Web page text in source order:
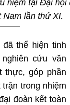
niệm tại Đại hội
Nam lần thứ XI.
thể hiện tinh
cứu văn
thực, góp phần
trong nhiệm
đoàn kết toàn